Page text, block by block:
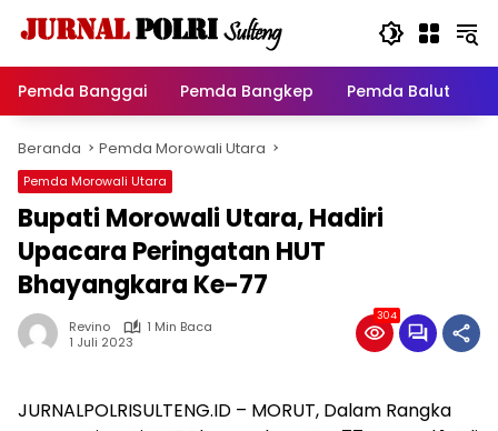
Pemda Banggai
Pemda Bangkep Pemda Balut
Beranda Pemda Morowali Utara
Pemda Morowali Utara
Bupati Morowali Utara, Hadiri
Upacara Peringatan HUT
Bhayangkara Ke-77
Revino
1 Min Baca
1 Juli 2023
304
JURNALPOLRISULTENG.ID – MORUT, Dalam Rangka